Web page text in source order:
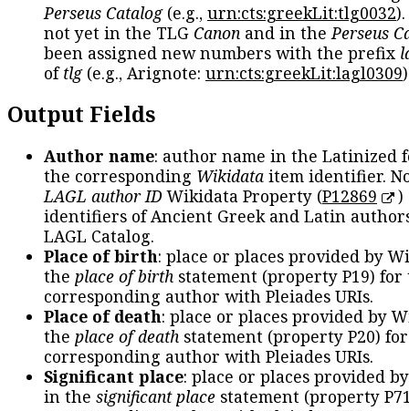
Perseus Catalog(e.g., urn:cts:greekLit:tlg0032
not yet in the TLG Canon and in thePerseus
been assigned new numbers with the prefix
oftlg(e.g., Arignote: urn:cts:greekLit:lagl0309
Output Fields
Author name: author name in the Latinized
the corresponding Wikidata item identifier.
LAGL author IDWikidata Property (P12869
)
identifiers of Ancient Greek and Latin
LAGL Catalog.
Place of birth: place or places provided by
the place of birth statement (property P19) for
corresponding author with Pleiades URIs.
Place of death: place or places provided by
the place of death statement (property P20)
corresponding author with Pleiades URIs.
Significant place: place or places provided
in the significant place statement (property